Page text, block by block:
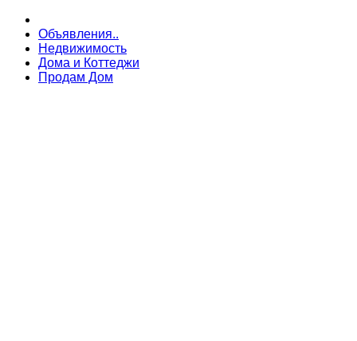
Объявления..
Недвижимость
Дома и Коттеджи
Продам Дом